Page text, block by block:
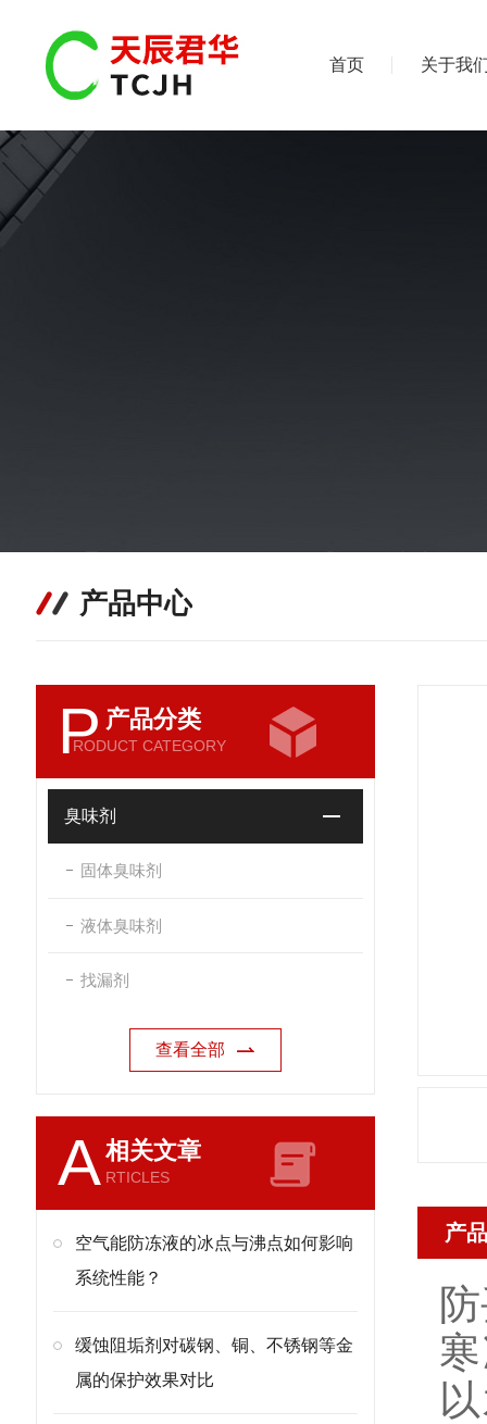
首页 关于我
产品中心
P 产品分类
RODUCT CATEGORY
臭味剂
固体臭味剂
液体臭味剂
找漏剂
查看全部
A相关文章
RTICLES
空气能防冻液的冰点与沸点如何影响
系统性能？
缓蚀阻垢剂对碳钢、铜、不锈钢等金
属的保护效果对比
产